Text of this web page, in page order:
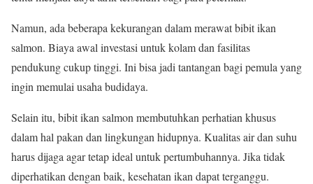
Namun, ada beberapa kekurangan dalam merawat bibit ikan
salmon. Biaya awal investasi untuk kolam dan fasilitas
pendukung cukup tinggi. Ini bisa jadi tantangan bagi pemula yang
ingin memulai usaha budidaya.
Selain itu, bibit ikan salmon membutuhkan perhatian khusus
dalam hal pakan dan lingkungan hidupnya. Kualitas air dan suhu
harus dijaga agar tetap ideal untuk pertumbuhannya. Jika tidak
diperhatikan dengan baik, kesehatan ikan dapat terganggu.